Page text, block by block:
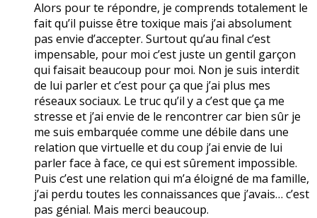
Alors pour te répondre, je comprends totalement le
fait qu’il puisse être toxique mais j’ai absolument
pas envie d’accepter. Surtout qu’au final c’est
impensable, pour moi c’est juste un gentil garçon
qui faisait beaucoup pour moi. Non je suis interdit
de lui parler et c’est pour ça que j’ai plus mes
réseaux sociaux. Le truc qu’il y a c’est que ça me
stresse et j’ai envie de le rencontrer car bien sûr je
me suis embarquée comme une débile dans une
relation que virtuelle et du coup j’ai envie de lui
parler face à face, ce qui est sûrement impossible.
Puis c’est une relation qui m’a éloigné de ma famille,
j’ai perdu toutes les connaissances que j’avais… c’est
pas génial. Mais merci beaucoup.